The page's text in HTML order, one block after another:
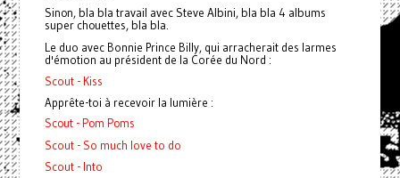
Sinon, bla bla travail avec Steve Albini, bla bla 4 albums
super chouettes, bla bla.
Le duo avec Bonnie Prince Billy, qui arracherait des larmes
d'émotion au président de la Corée du Nord :
Scout - Kiss
Apprête-toi à recevoir la lumière :
Scout - Pom Poms
Scout - So much love to do
Scout - Into